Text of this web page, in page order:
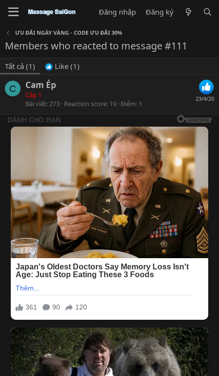
Đăng nhập Đăng ký
ƯU ĐÃI NGÀY VÀNG - CODE ƯU ĐÃI 30%
Members who reacted to message #111
Tất cả (1) Like (1)
C
23/4/20
Cam Ép
Cấp 1
Bài viết 273 Reaction score 19 Điểm 1